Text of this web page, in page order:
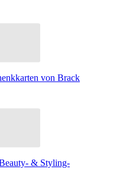
von Brack
& Styling-